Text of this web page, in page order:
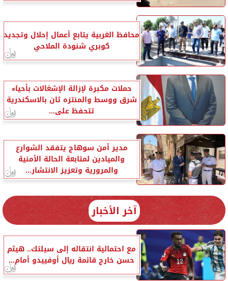
محافظ الغربية يتابع أعمال إحلال وتجديد
كوبري شنودة الملاحي
حملات مكبرة لإزالة الإشغالات بأحياء
شرق ووسط والمنتزه ثان بالاسكندرية
تتحفظ على...
مدير أمن سوهاج يتفقد الشوارع
والميادين لمتابعة الحالة الأمنية
والمرورية وتعزيز الانتشار...
آخر الأخبار
مع احتمالية انتقاله إلى سيلتك.. هيثم
حسن خارج قائمة ريال أوفييدو أمام...